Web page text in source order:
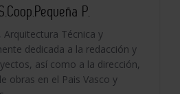
P.
Arquitectura Técnica y
dedicada a la redacción y
así como a la dirección,
obras en el Pais Vasco y